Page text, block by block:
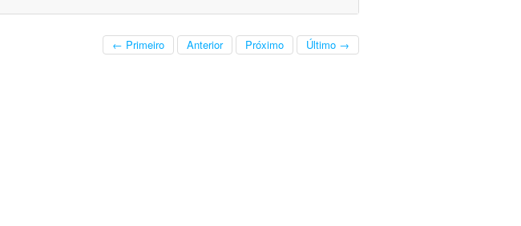
← Primeiro Anterior Próximo Último →